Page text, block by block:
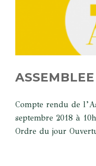
Compte rendu de
septembre 2018 à
Ordre du jour